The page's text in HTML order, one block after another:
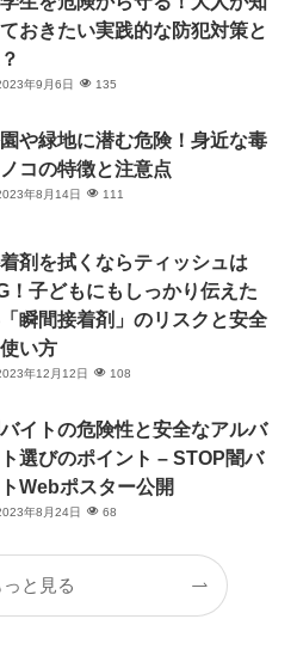
おきたい実践的な防犯対策と
年9月6日 135
や緑地に潜む危険！身近な毒
コの特徴と注意点
年8月14日 111
剤を拭くならティッシュは
！子どもにもしっかり伝えた
瞬間接着剤」のリスクと安全
い方
年12月12日 108
イトの危険性と安全なアルバ
選びのポイント – STOP闇バ
Webポスター公開
年8月24日 68
っと見る